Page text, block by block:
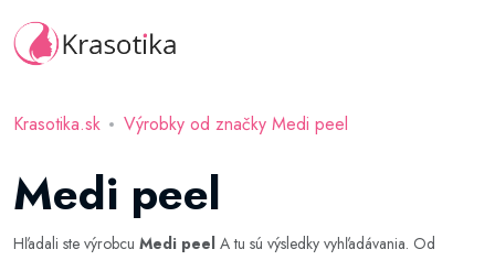
Krasotika.sk Výrobky od značky Medi peel
Medi peel
Hľadali ste výrobcu Medi peel A tu sú výsledky vyhľadávania. Od